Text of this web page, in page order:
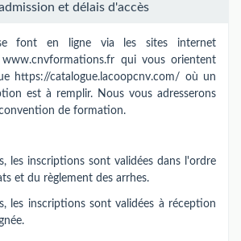
et délais d'accès
font en ligne via les sites internet
www.cnvformations.fr qui vous orientent
https://catalogue.lacoopcnv.com/ où un
est à remplir. Nous vous adresserons
de formation.
les inscriptions sont validées dans l'ordre
et du règlement des arrhes.
les inscriptions sont validées à réception